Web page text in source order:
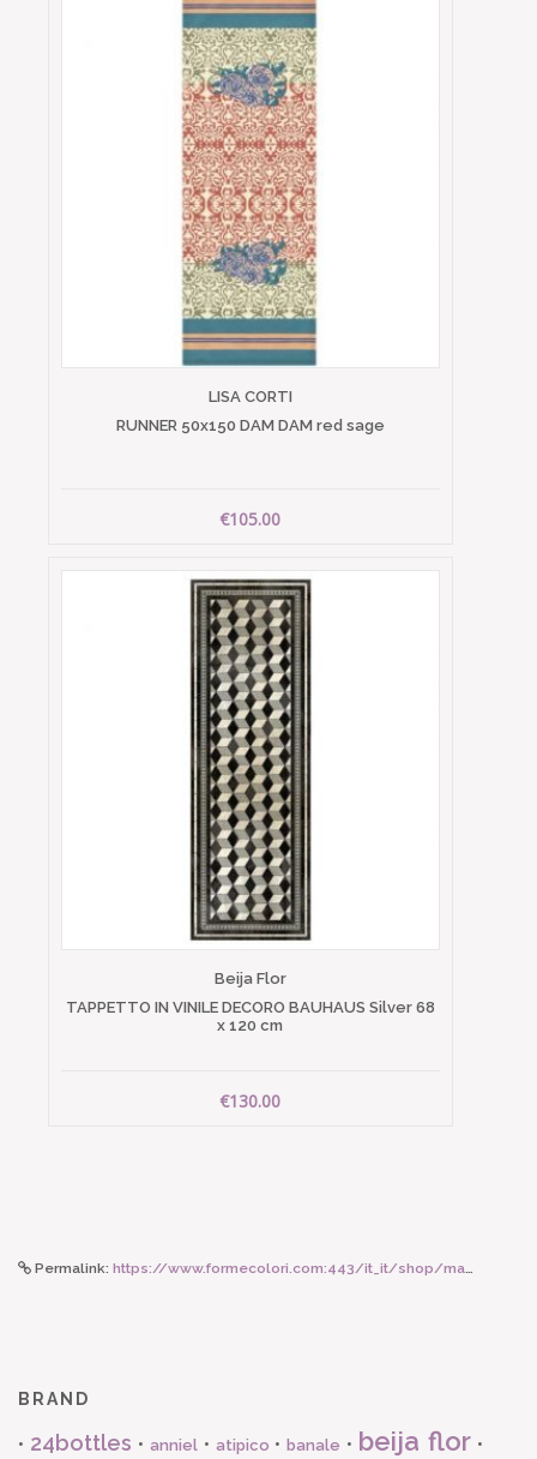
LISA CORTI
RUNNER 50x150 DAM DAM red sage
€105.00
Beija Flor
TAPPETTO IN VINILE DECORO BAUHAUS Silver 68
x 120 cm
€130.00
Permalink: https://www.formecolori.com:443/it_it/shop/maman_et_sophie/anelli_con_lettera/maman_et_sophie_anello_regolabile_con_lettera_a/6593
BRAND
• 24bottles • anniel• atipico •banale • beija flor •